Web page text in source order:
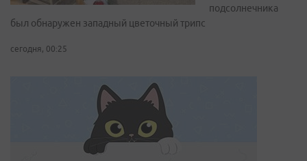
подсолнечника
был обнаружен западный цветочный трипс
сегодня, 00:25